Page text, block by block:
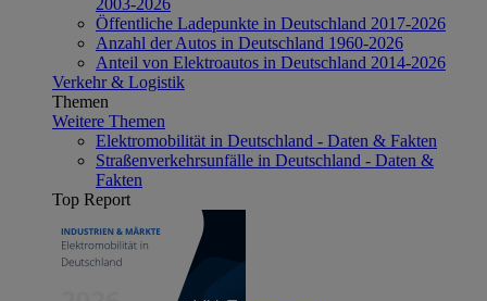
Öffentliche Ladepunkte in Deutschland 2017-2026
Anzahl der Autos in Deutschland 1960-2026
Anteil von Elektroautos in Deutschland 2014-2026
Verkehr & Logistik
Themen
Weitere Themen
Elektromobilität in Deutschland - Daten & Fakten
Straßenverkehrsunfälle in Deutschland - Daten &
Fakten
Top Report